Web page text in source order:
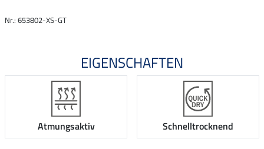
Nr.: 653802-XS-GT
EIGENSCHAFTEN
Atmungsaktiv Schnelltrocknend